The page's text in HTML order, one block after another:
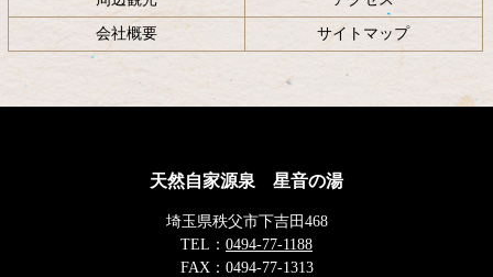
会社概要 サイトマップ
天然自家源泉 星音の湯
埼玉県秩父市下吉田468
TEL： 0494-77-1188
FAX： 0494-77-1313